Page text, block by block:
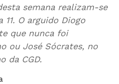
semana realizam-se
O arguido Diogo
que nunca foi
ou José Sócrates, no
da CGD.